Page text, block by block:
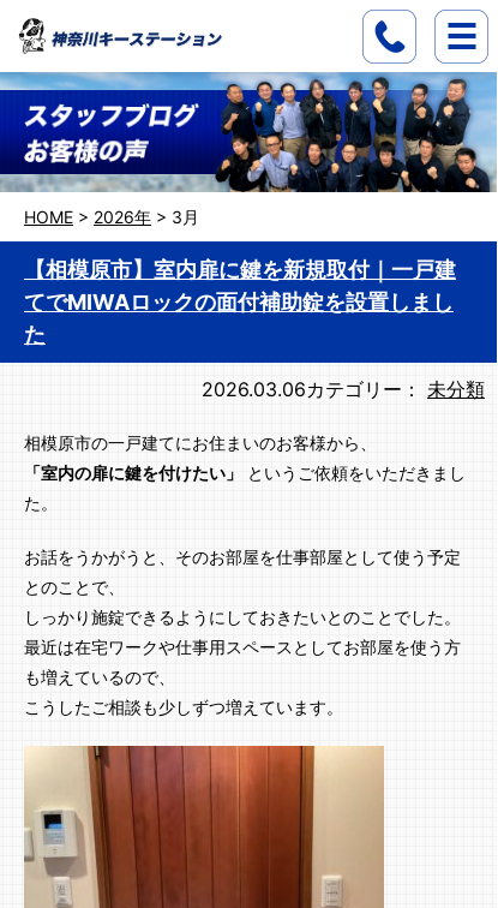
HOME > 2026年 > 3月
【相模原市】室内扉に鍵を新規取付｜一戸建
てでMIWAロックの面付補助錠を設置しまし
た
2026.03.06カテゴリー： 未分類
相模原市の一戸建てにお住まいのお客様から、
「室内の扉に鍵を付けたい」
というご依頼をいただきまし
た。
お話をうかがうと、そのお部屋を仕事部屋として使う予定
とのことで、
しっかり施錠できるようにしておきたいとのことでした。
最近は在宅ワークや仕事用スペースとしてお部屋を使う方
も増えているので、
こうしたご相談も少しずつ増えています。